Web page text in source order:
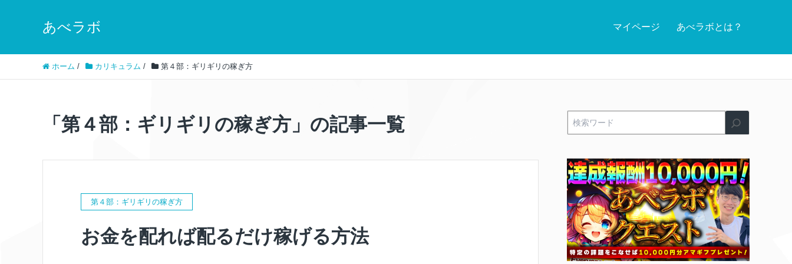
あべラボ マイページ あべラボとは？
ホーム / カリキュラム / 第４部：ギリギリの稼ぎ方
「第４部：ギリギリの稼ぎ方」の記事一覧
第４部：ギリギリの稼ぎ方
お金を配れば配るだけ稼げる方法